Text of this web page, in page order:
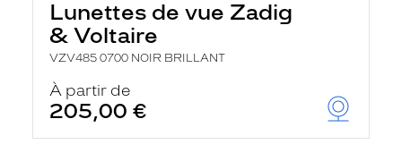
Lunettes de vue Zadig
& Voltaire
VZV485 0700 NOIR BRILLANT
À partir de
205,00 €